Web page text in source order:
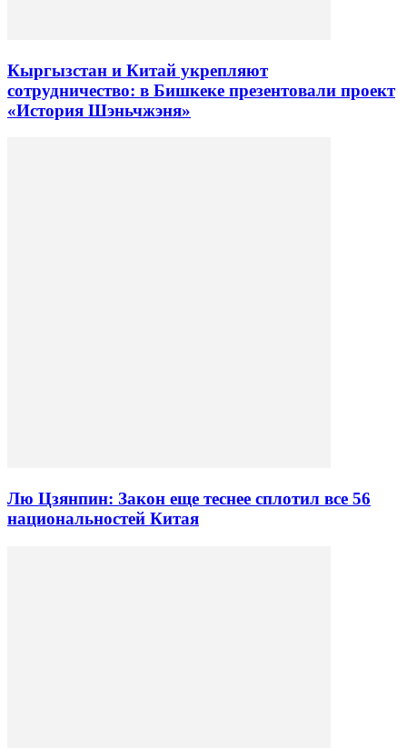
Кыргызстан и Китай укрепляют
сотрудничество: в Бишкеке презентовали проект
«История Шэньчжэня»
Лю Цзянпин: Закон еще теснее сплотил все 56
национальностей Китая